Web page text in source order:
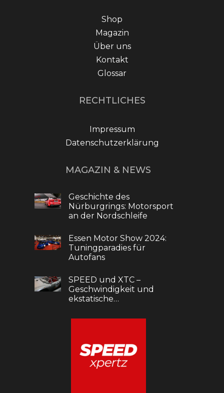
Shop
Magazin
Über uns
Kontakt
Glossar
RECHTLICHES
Impressum
Datenschutzerklärung
MAGAZIN & NEWS
Geschichte des
Nürburgrings: Motorsport
an der Nordschleife
Essen Motor Show 2024:
Tuningparadies für
Autofans
SPEED und XTC –
Geschwindigkeit und
ekstatische…